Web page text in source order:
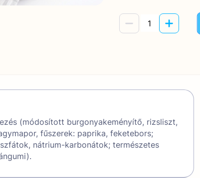
(módosított burgonyakeményítő, rizsliszt,
fűszerek: paprika, feketebors;
nátrium-karbonátok; természetes